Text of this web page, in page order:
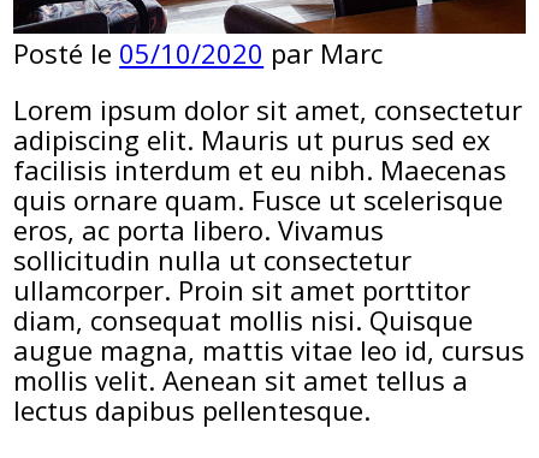
Posté le 05/10/2020 par Marc
Lorem ipsum dolor sit amet, consectetur
adipiscing elit. Mauris ut purus sed ex
facilisis interdum et eu nibh. Maecenas
quis ornare quam. Fusce ut scelerisque
eros, ac porta libero. Vivamus
sollicitudin nulla ut consectetur
ullamcorper. Proin sit amet porttitor
diam, consequat mollis nisi. Quisque
augue magna, mattis vitae leo id, cursus
mollis velit. Aenean sit amet tellus a
lectus dapibus pellentesque.